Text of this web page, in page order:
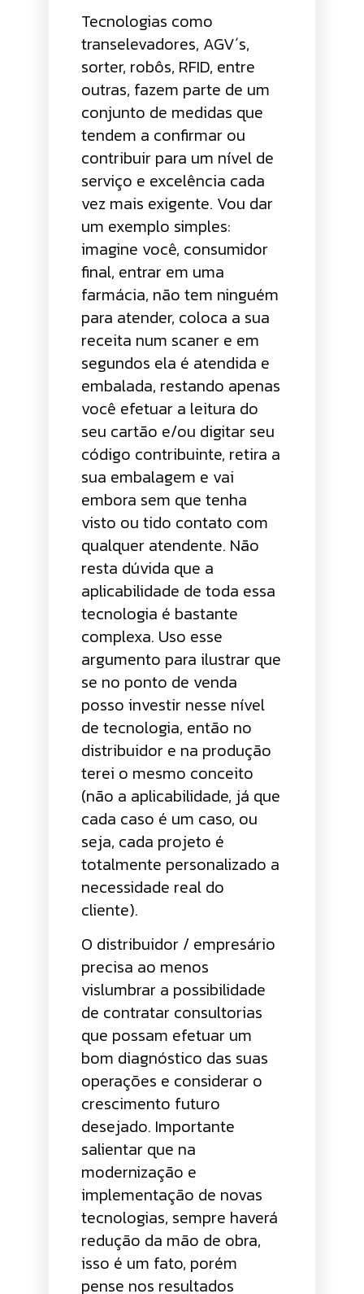
Tecnologias como
transelevadores, AGV´s,
sorter, robôs, RFID, entre
outras, fazem parte de um
conjunto de medidas que
tendem a confirmar ou
contribuir para um nível de
serviço e excelência cada
vez mais exigente. Vou dar
um exemplo simples:
imagine você, consumidor
final, entrar em uma
farmácia, não tem ninguém
para atender, coloca a sua
receita num scaner e em
segundos ela é atendida e
embalada, restando apenas
você efetuar a leitura do
seu cartão e/ou digitar seu
código contribuinte, retira a
sua embalagem e vai
embora sem que tenha
visto ou tido contato com
qualquer atendente. Não
resta dúvida que a
aplicabilidade de toda essa
tecnologia é bastante
complexa. Uso esse
argumento para ilustrar que
se no ponto de venda
posso investir nesse nível
de tecnologia, então no
distribuidor e na produção
terei o mesmo conceito
(não a aplicabilidade, já que
cada caso é um caso, ou
seja, cada projeto é
totalmente personalizado a
necessidade real do
cliente).
O distribuidor / empresário
precisa ao menos
vislumbrar a possibilidade
de contratar consultorias
que possam efetuar um
bom diagnóstico das suas
operações e considerar o
crescimento futuro
desejado. Importante
salientar que na
modernização e
implementação de novas
tecnologias, sempre haverá
redução da mão de obra,
isso é um fato, porém
pense nos resultados